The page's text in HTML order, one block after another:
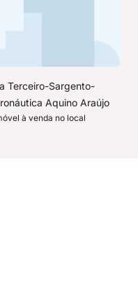
Terceiro-Sargento-
Aquino Araújo
à venda no local